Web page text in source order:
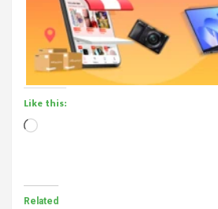
Like this:
Loading…
Related